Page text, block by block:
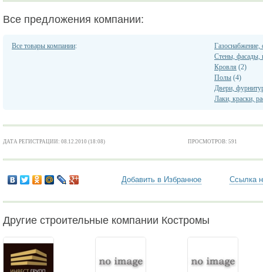
Все предложения компании:
Все товары компании:
Газоснабжение,
Стены, фасады,
Кровля (2)
Полы (4)
Двери,
Лаки, краски,
ДАТА РЕГИСТРАЦИИ: 08.12.2010 (18:08) ПРОСМОТРОВ: 591
Добавить в Избранное Ссылка
Другие строительные компании Костромы